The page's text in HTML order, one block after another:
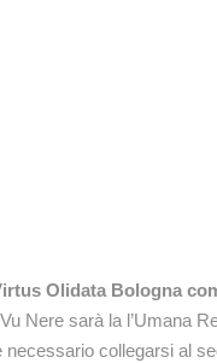
Olidata Bologna
Nere sarà la l’Umana
collegarsi al